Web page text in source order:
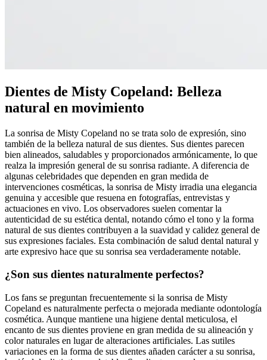
Dientes de Misty Copeland: Belleza
natural en movimiento
La sonrisa de Misty Copeland no se trata solo de expresión, sino
también de la belleza natural de sus dientes. Sus dientes parecen
bien alineados, saludables y proporcionados armónicamente, lo que
realza la impresión general de su sonrisa radiante. A diferencia de
algunas celebridades que dependen en gran medida de
intervenciones cosméticas, la sonrisa de Misty irradia una elegancia
genuina y accesible que resuena en fotografías, entrevistas y
actuaciones en vivo. Los observadores suelen comentar la
autenticidad de su estética dental, notando cómo el tono y la forma
natural de sus dientes contribuyen a la suavidad y calidez general de
sus expresiones faciales. Esta combinación de salud dental natural y
arte expresivo hace que su sonrisa sea verdaderamente notable.
¿Son sus dientes naturalmente perfectos?
Los fans se preguntan frecuentemente si la sonrisa de Misty
Copeland es naturalmente perfecta o mejorada mediante odontología
cosmética. Aunque mantiene una higiene dental meticulosa, el
encanto de sus dientes proviene en gran medida de su alineación y
color naturales en lugar de alteraciones artificiales. Las sutiles
variaciones en la forma de sus dientes añaden carácter a su sonrisa,